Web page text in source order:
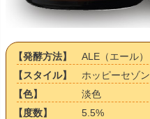
【発酵方法】
ALE（エール）
【スタイル】
ホッピーセゾン
【色】
淡色
【度数】
5.5%